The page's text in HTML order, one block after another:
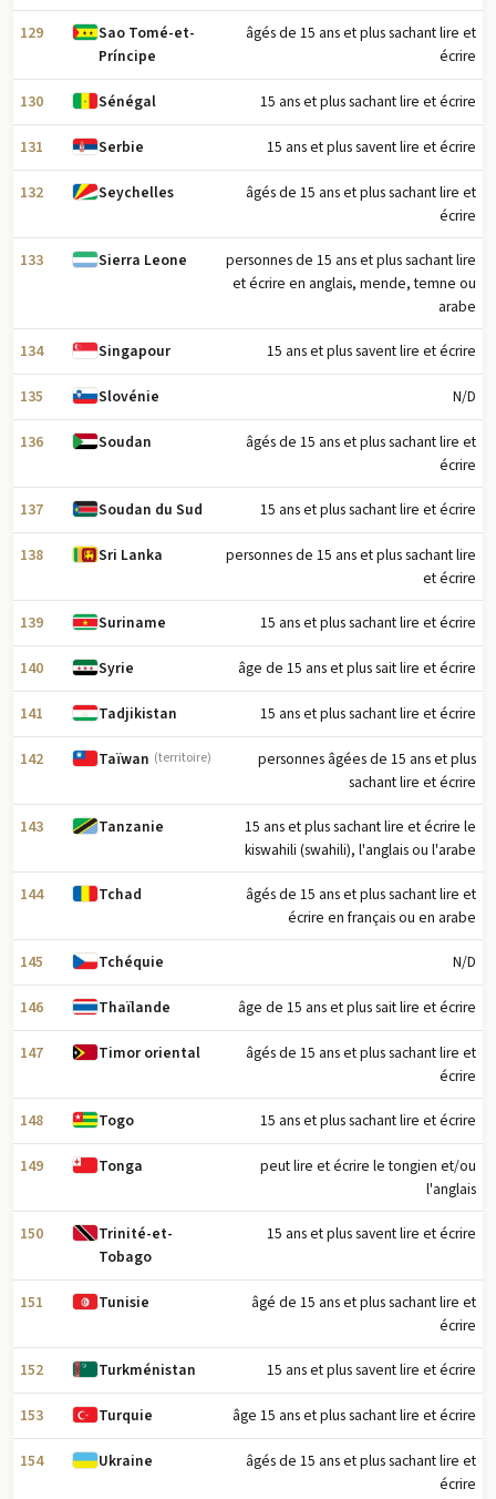
129
Sao Tomé-et-
Príncipe
âgés de 15 ans et plus sachant lire et
écrire
130 Sénégal 15 ans et plus sachant lire et écrire
131 Serbie 15 ans et plus savent lire et écrire
132 Seychelles
âgés de 15 ans et plus sachant lire et
écrire
133 Sierra Leone
personnes de 15 ans et plus sachant lire
et écrire en anglais, mende, temne ou
arabe
134 Singapour 15 ans et plus savent lire et écrire
135 Slovénie N/D
136 Soudan
âgés de 15 ans et plus sachant lire et
écrire
137 Soudan du Sud 15 ans et plus sachant lire et écrire
138 Sri Lanka
personnes de 15 ans et plus sachant lire
et écrire
139 Suriname 15 ans et plus sachant lire et écrire
140 Syrie âge de 15 ans et plus sait lire et écrire
141 Tadjikistan 15 ans et plus sachant lire et écrire
142 Taïwan (territoire)
personnes âgées de 15 ans et plus
sachant lire et écrire
143 Tanzanie
15 ans et plus sachant lire et écrire le
kiswahili (swahili), l'anglais ou l'arabe
144 Tchad
âgés de 15 ans et plus sachant lire et
écrire en français ou en arabe
145 Tchéquie N/D
146 Thaïlande âge de 15 ans et plus sait lire et écrire
147 Timor oriental
âgés de 15 ans et plus sachant lire et
écrire
148 Togo 15 ans et plus sachant lire et écrire
149 Tonga
peut lire et écrire le tongien et/ou
l'anglais
150
Trinité-et-
Tobago
15 ans et plus savent lire et écrire
151 Tunisie
âgé de 15 ans et plus sachant lire et
écrire
152 Turkménistan 15 ans et plus savent lire et écrire
153 Turquie âge 15 ans et plus sachant lire et écrire
154 Ukraine
âgés de 15 ans et plus sachant lire et
écrire